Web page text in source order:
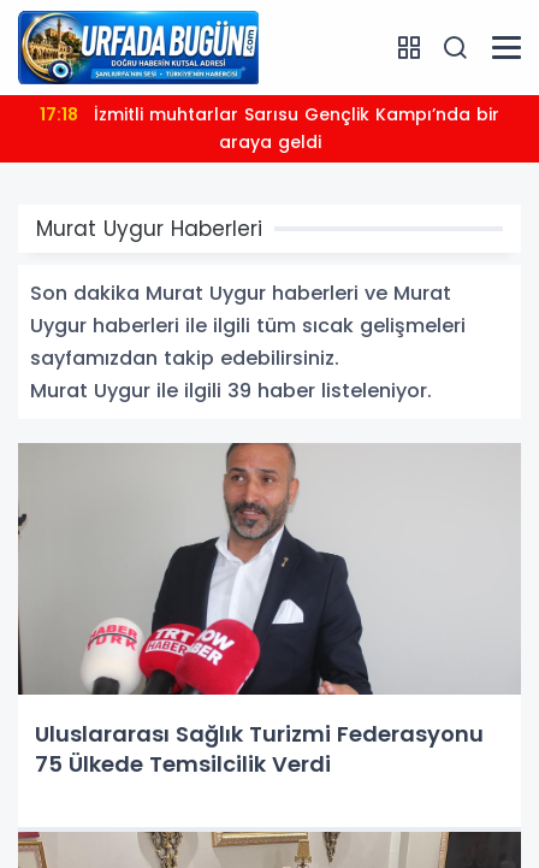
17:09Dar: Mekke Ortak Savunma Anlaşması, stratejik iş
birliğini güçlendirmeyi amaçlamaktadır
Murat Uygur Haberleri
Son dakika Murat Uygur haberleri ve Murat
Uygur haberleri ile ilgili tüm sıcak gelişmeleri
sayfamızdan takip edebilirsiniz.
Murat Uygur ile ilgili 39 haber listeleniyor.
Uluslararası Sağlık Turizmi Federasyonu
75 Ülkede Temsilcilik Verdi